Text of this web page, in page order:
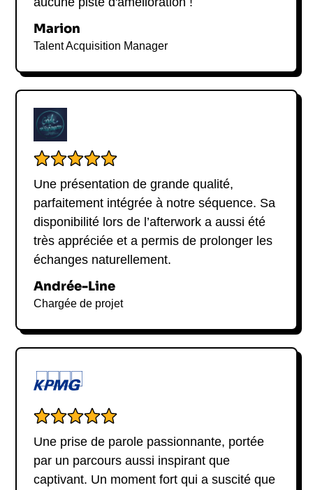
Sa capacité à naviguer entre vision stratégique et
inspirant, partageant avec clarté et pragmatisme sa
vision du succès et les défis à relever pour
atteindre l'excellence.
Marion
Talent Acquisition Manager
Une présentation de grande qualité,
parfaitement intégrée à notre séquence. Sa
disponibilité lors de l’afterwork a aussi été
très appréciée et a permis de prolonger les
échanges naturellement.
Andrée-Line
Chargée de projet
Une prise de parole passionnante, portée
par un parcours aussi inspirant que
captivant. Un moment fort qui a suscité que